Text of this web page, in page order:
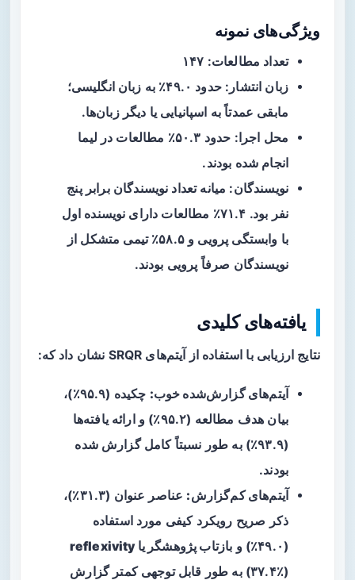
ویژگی‌های نمونه
تعداد مطالعات: ۱۴۷
زبان انتشار: حدود ۴۹.۰٪ به زبان انگلیسی؛
مابقی عمدتاً به اسپانیایی یا دیگر زبان‌ها.
محل اجرا: حدود ۵۰.۳٪ مطالعات در لیما
انجام شده بودند.
نویسندگان: میانه تعداد نویسندگان برابر پنج
نفر بود. ۷۱.۴٪ مطالعات دارای نویسنده اول
با وابستگی پرویی و ۵۸.۵٪ تیمی متشکل از
نویسندگان صرفاً پرویی بودند.
یافته‌های کلیدی
نتایج ارزیابی با استفاده از آیتم‌های SRQR نشان داد که:
آیتم‌های گزارش‌شده خوب:
چکیده (۹۵.۹٪)،
بیان هدف مطالعه (۹۵.۲٪) و ارائه یافته‌ها
(۹۳.۹٪) به طور نسبتاً کامل گزارش شده
بودند.
آیتم‌های کم‌گزارش:
عناصر عنوان (۳۱.۳٪)،
ذکر صریح رویکرد کیفی مورد استفاده
(۴۹.۰٪) و
بازتاب پژوهشگر یا reflexivity
(۳۷.۴٪) به طور قابل توجهی کمتر گزارش